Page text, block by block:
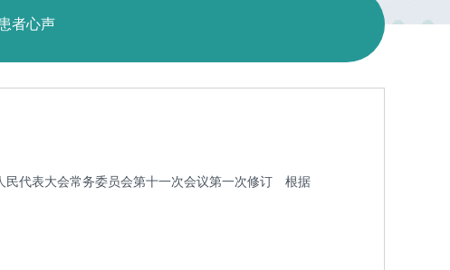
者心声
民代表大会常务委员会第十一次会议第一次修订 根据